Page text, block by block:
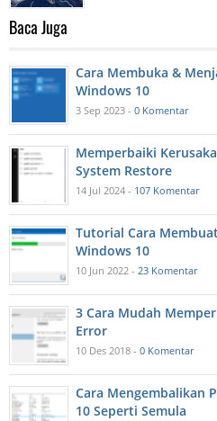
Baca Juga
Cara Membuka &
Windows 10
3 Sep 2023 - 0 Komentar
Memperbaiki
System Restore
14 Jul 2024 - 107 Komentar
Tutorial Cara
Windows 10
10 Jun 2022 - 23 Komentar
3 Cara Mudah
Error
10 Des 2018 - 0 Komentar
Cara Mengembalikan
10 Seperti Semula